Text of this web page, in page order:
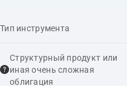
Тип инструмента
Структурный продукт или
иная очень сложная
облигация